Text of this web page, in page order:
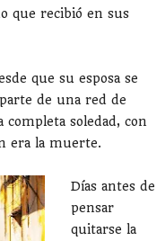
que recibió en sus
que su esposa se
de una red de
soledad, con
era la muerte.
Días antes de
pensar
quitarse la